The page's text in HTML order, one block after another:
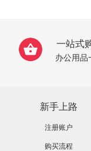
一站式
办公用品
新手上路
注册账户
购买流程